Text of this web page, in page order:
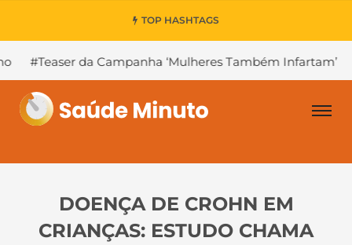
TOP HASHTAGS
Campanha ‘Mulheres Também Infartam’ #Declínio
DOENÇA DE CROHN EM
CRIANÇAS: ESTUDO CHAMA